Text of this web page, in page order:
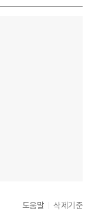
도움말 삭제기준